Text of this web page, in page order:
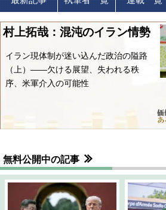
村上拓哉：混沌のイラン情勢
イラン現体制が迷い込んだ政治の隘路
（上）――欠ける展望、失われる秩
序、米軍介入の可能性
無料公開中の記事